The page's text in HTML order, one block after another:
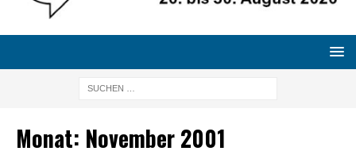
Monat: November 2001